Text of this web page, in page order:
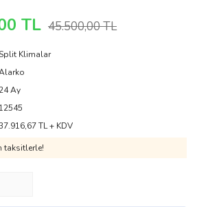
TL 45.500,00 TL
Klimalar
Ay
12545
TL + KDV
taksitlerle!